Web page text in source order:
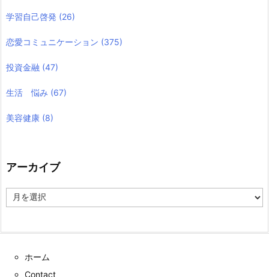
学習自己啓発 (26)
恋愛コミュニケーション (375)
投資金融 (47)
生活 悩み (67)
美容健康 (8)
アーカイブ
ー
ホーム
Contact